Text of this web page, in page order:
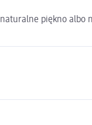
piękno albo